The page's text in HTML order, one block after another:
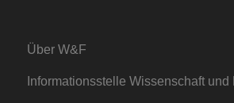
Über W&F
Informationsstelle Wissenschaft und